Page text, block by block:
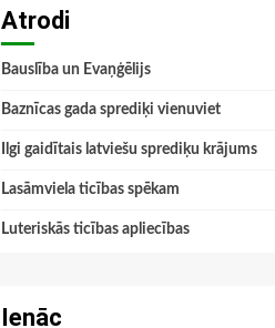
Atrodi
Bauslība un Evaņģēlijs
Baznīcas gada sprediķi vienuviet
Ilgi gaidītais latviešu sprediķu krājums
Lasāmviela ticības spēkam
Luteriskās ticības apliecības
Ienāc